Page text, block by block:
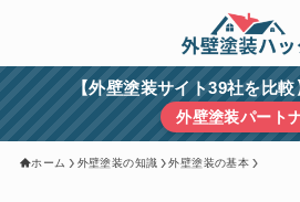
【外壁塗装サイト39社を比
外壁塗装パート
ホーム 外壁塗装の知識 外壁塗装の基本